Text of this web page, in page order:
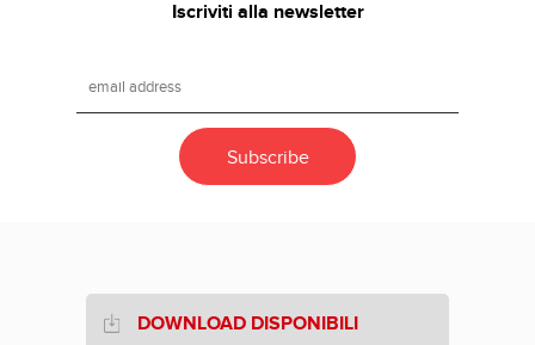
Iscriviti alla newsletter
DOWNLOAD DISPONIBILI